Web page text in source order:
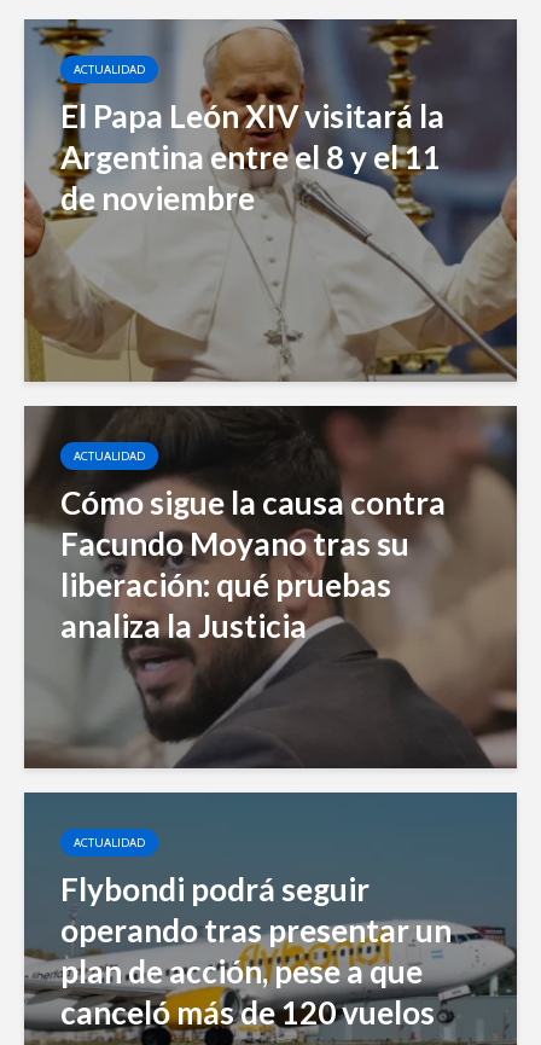
ACTUALIDAD
El Papa León XIV visitará la
Argentina entre el 8 y el 11
de noviembre
ACTUALIDAD
Cómo sigue la causa contra
Facundo Moyano tras su
liberación: qué pruebas
analiza la Justicia
ACTUALIDAD
Flybondi podrá seguir
operando tras presentar un
plan de acción, pese a que
canceló más de 120 vuelos